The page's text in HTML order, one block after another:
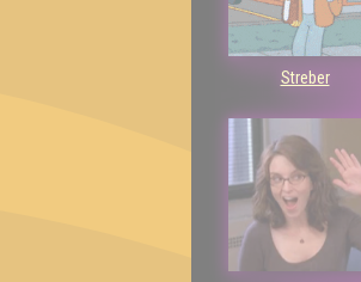
Streber